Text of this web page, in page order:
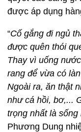
được áp dụng
“Cố gắng đi ngủ
được quên thói
Thay vì uống
rang để vừa có
Ngoài ra, ăn thật
như cá hồi, bơ,...
trọng nhất là
Phương Dung